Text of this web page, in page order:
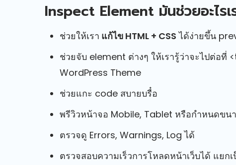
Inspect Element มันช่วยอะไรเ
ช่วยให้เรา แก้ไข HTML + CSS ได้ง่ายขึ้น
ช่วยจับ element ต่างๆ ให้เรารู้ว่าจะไปต่อที่
WordPress Theme
ช่วยแกะ code สบายบรื๋อ
พรีวิวหน้าจอ Mobile, Tablet หรือกำหนดขน
ตรวจดู Errors, Warnings, Log ได้
ตรวจสอบความเร็วการโหลดหน้าเว็บได้ แยก